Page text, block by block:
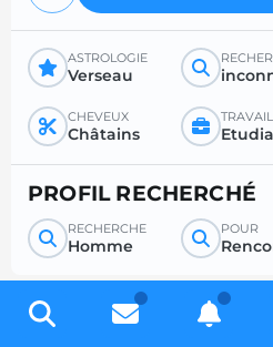
ASTROLOGIE
Verseau
CHEVEUX
Châtains
TRAVAIL
PROFIL RECHERCHÉ
RECHERCHE
Homme
POUR
Inscrivez-vous gratuitement